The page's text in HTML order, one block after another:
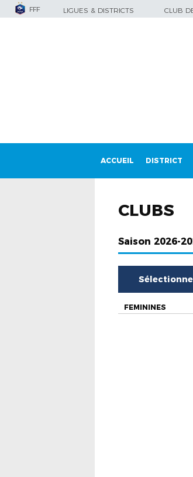
FFF LIGUES & DISTRICTS CLUB
ACCUEIL DISTRICT
CLUBS
Saison 2026-
FEMININES